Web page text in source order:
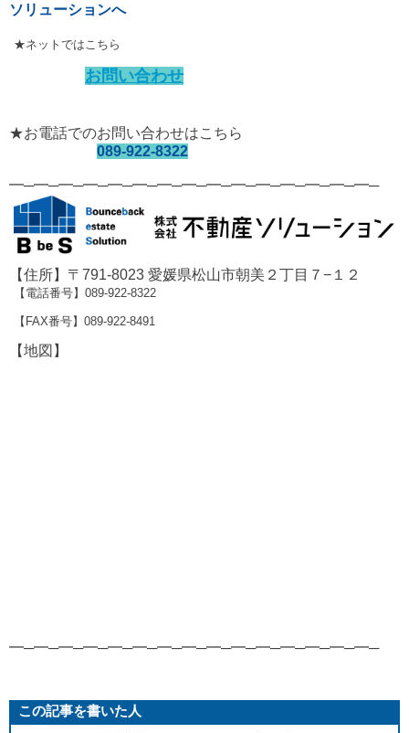
ソリューションへ
★ネットではこちら
お問い合わせ
★お電話でのお問い合わせはこちら
089-922-8322
━─━─━─━─━─━─━─━─━─━─━─━─━─━─━─
【住所】〒791-8023 愛媛県松山市朝美２丁目７−１２
【電話番号】089-922-8322
【FAX番号】089-922-8491
【地図】
━─━─━─━─━─━─━─━─━─━─━─━─━─━─━─
この記事を書いた人